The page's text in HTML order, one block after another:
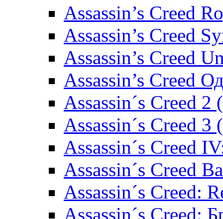
Assassin’s Creed
Assassin’s Creed
Assassin’s Creed
Assassin’s Creed
Assassin´s Creed 2
Assassin´s Creed 3
Assassin´s Creed
Assassin´s Creed
Assassin´s Creed:
Assassin´s Creed: